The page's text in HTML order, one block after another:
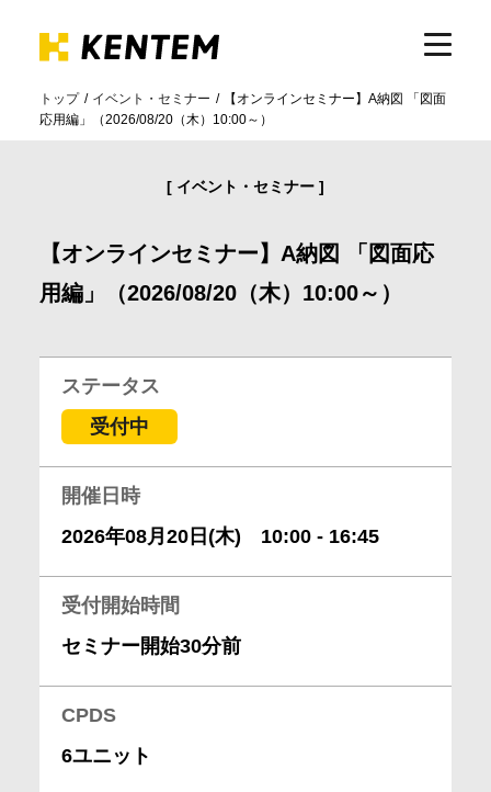
製品・サービス
導入事例
サポート
イベント・セミナー
採用情報
資料請求
トップ イベント・セミナー
【オンラインセミナー】A納図 「図面
応用編」（2026/08/20（木）10:00～）
イベント・セミナー
【オンラインセミナー】A納図 「図面応
用編」（2026/08/20（木）10:00～）
ステータス
受付中
開催日時
2026年08月20日(木) 10:00 - 16:45
受付開始時間
セミナー開始30分前
CPDS
6ユニット